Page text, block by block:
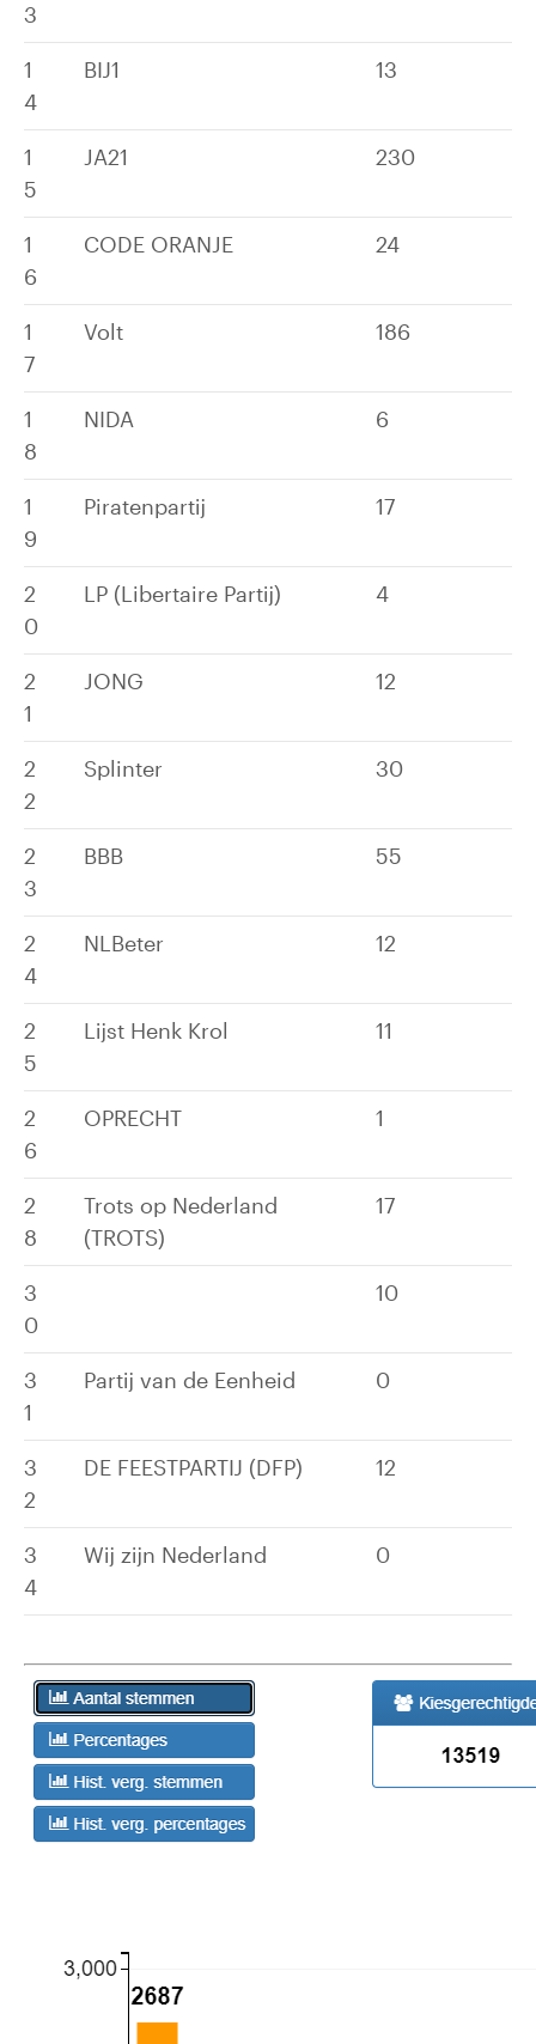
3
1
4
BIJ1 13
1
5
JA21 230
1
6
CODE ORANJE 24
1
7
Volt 186
1
8
NIDA 6
1
9
Piratenpartij 17
2
0
LP (Libertaire Partij) 4
2
1
JONG 12
2
2
Splinter 30
2
3
BBB 55
2
4
NLBeter 12
2
5
Lijst Henk Krol 11
2
6
OPRECHT 1
2
8
Trots op Nederland
(TROTS)
17
3
0
10
3
1
Partij van de Eenheid 0
3
2
DE FEESTPARTIJ (DFP) 12
3
4
Wij zijn Nederland 0